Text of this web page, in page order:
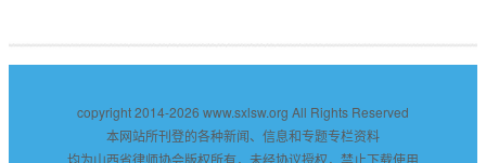
copyright 2014-2026 www.sxlsw.org All Rights Reserved
本网站所刊登的各种新闻、信息和专题专栏资料
均为山西省律师协会版权所有，未经协议授权，禁止下载使用